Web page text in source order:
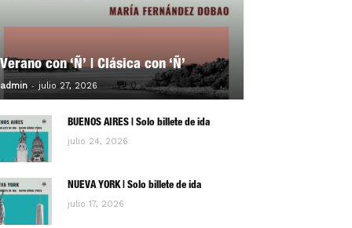
Verano con ‘Ñ’ | Clásica con ‘Ñ’
admin - julio 27, 2026 0
BUENOS AIRES | Solo billete de ida
julio 24, 2026
NUEVA YORK | Solo billete de ida
julio 17, 2026